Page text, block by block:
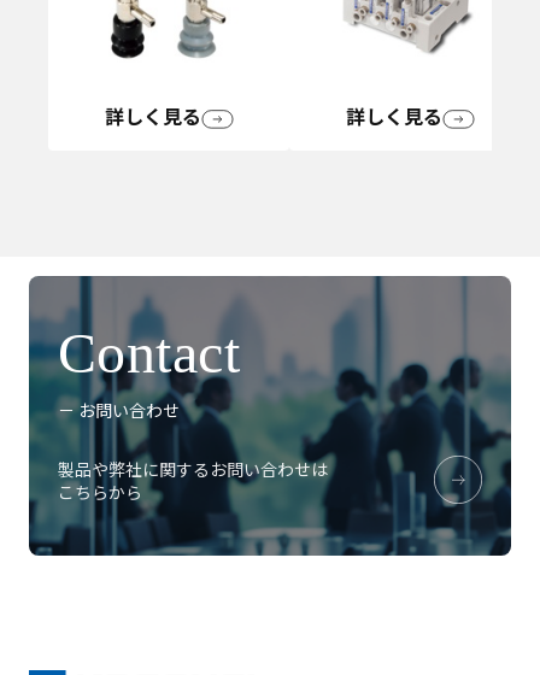
詳しく見る 詳しく見る
Contact
－ お問い合わせ
製品や弊社に関するお問い合わせは
こちらから